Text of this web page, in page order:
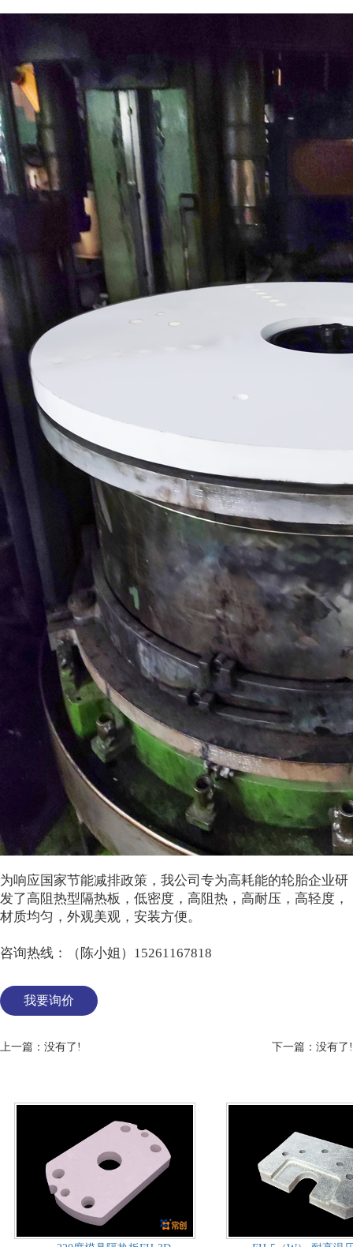
为响应国家节能减排政策，我公司专为高耗能的轮胎企业研
发了高阻热型隔热板，低密度，高阻热，高耐压，高轻度，
材质均匀，外观美观，安装方便。
咨询热线：（陈小姐）15261167818
我要询价
上一篇：没有了! 下一篇：没有了!